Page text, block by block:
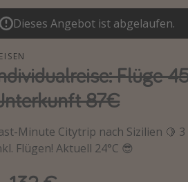
Dieses Angebot ist abgelaufen.
Flüge
87€
Minute Citytrip nach Sizilien 🍋
Flügen! Aktuell 24°C 😎